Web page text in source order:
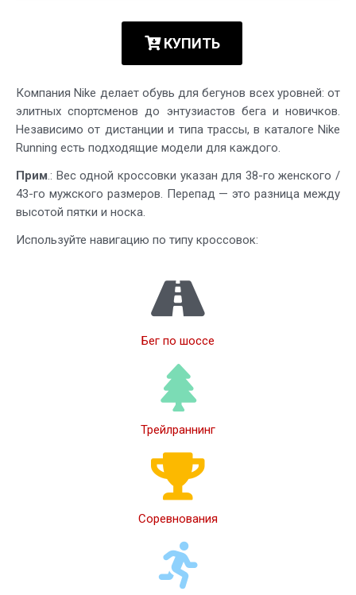
КУПИТЬ
Компания Nike делает обувь для бегунов всех уровней: от
элитных спортсменов до энтузиастов бега и новичков.
Независимо от дистанции и типа трассы, в каталоге Nike
Running есть подходящие модели для каждого.
Прим.: Вес одной кроссовки указан для 38-го женского /
43-го мужского размеров. Перепад — это разница между
высотой пятки и носка.
Используйте навигацию по типу кроссовок:
Бег по шоссе
Трейлраннинг
Соревнования